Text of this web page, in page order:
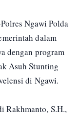
Ngawi Polda
dalam
dengan program
Asuh Stunting
di Ngawi.
Rakhmanto, S.H.,